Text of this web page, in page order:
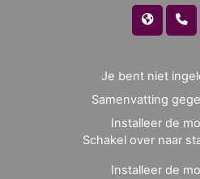
Je bent niet
Samenvatting
Installeer de
Schakel over naar
Installeer de